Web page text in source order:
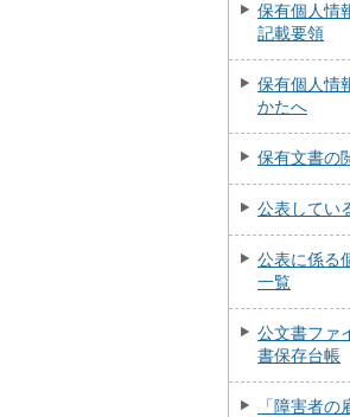
保有個人情
記載要領
保有個人情
かたへ
保有文書の
公表してい
公表に係る
一覧
公文書ファ
書保存台帳
「障害者